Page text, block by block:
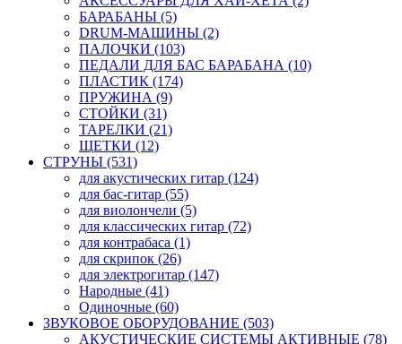
БАРАБАНЫ (5)
DRUM-МАШИНЫ (2)
ПАЛОЧКИ (103)
ПЕДАЛИ ДЛЯ БАС БАРАБАНА (10)
ПЛАСТИК (174)
ПРУЖИНА (9)
СТОЙКИ (31)
ТАРЕЛКИ (21)
ЩЕТКИ (12)
СТРУНЫ (531)
для акустических гитар (124)
для бас-гитар (55)
для виолончели (5)
для классических гитар (72)
для контрабаса (1)
для скрипок (26)
для электрогитар (147)
Народные (41)
Одиночные (60)
ЗВУКОВОЕ ОБОРУДОВАНИЕ (503)
АКУСТИЧЕСКИЕ СИСТЕМЫ АКТИВНЫЕ (78)